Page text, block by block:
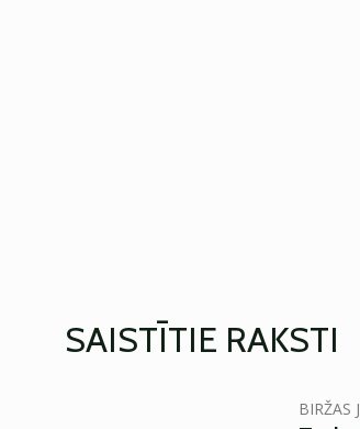
SAISTĪTIE RAKSTI
BIRŽAS